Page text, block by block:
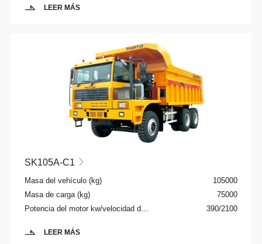
LEER MÁS
SK105A-C1 
Masa del vehículo (kg)
105000
Masa de carga (kg)
75000
Potencia del motor kw/velocidad de rotación rpm
390/2100
LEER MÁS